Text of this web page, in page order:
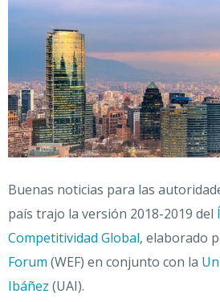
Buenas noticias para las
país trajo la versión 2018-2019 del
Competitividad Global, elaborado
Forum (WEF) en conjunto con la
Ibáñez (UAI).